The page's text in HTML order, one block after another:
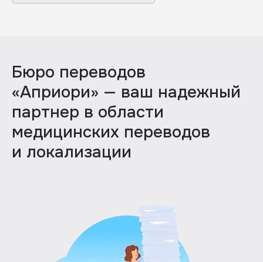
Бюро переводов
«Априори» — ваш надежный
партнер в области
медицинских переводов
и локализации